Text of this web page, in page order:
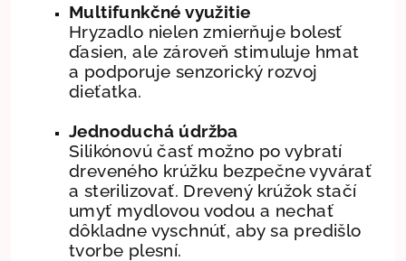
Multifunkčné využitie
Hryzadlo nielen zmierňuje bolesť
ďasien, ale zároveň stimuluje hmat
a podporuje senzorický rozvoj
dieťatka.
Jednoduchá údržba
Silikónovú časť možno po vybratí
dreveného krúžku bezpečne vyvárať
a sterilizovať. Drevený krúžok stačí
umyť mydlovou vodou a nechať
dôkladne vyschnúť, aby sa predišlo
tvorbe plesní.